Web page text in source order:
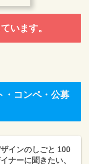
います。
・コンペ・公募
インのしごと 100
ナーに聞きたい、